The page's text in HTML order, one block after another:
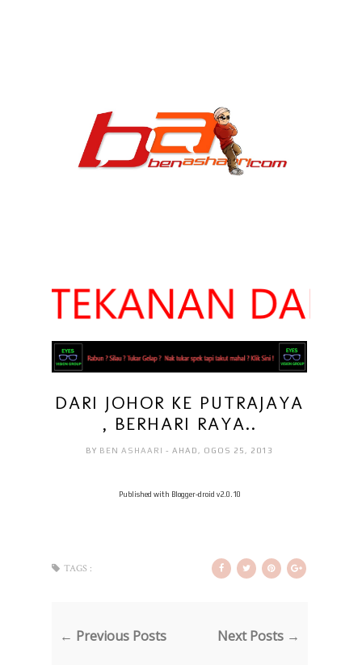
DARI JOHOR KE PUTRAJAYA
, BERHARI RAYA..
BY BEN ASHAARI- AHAD, OGOS 25, 2013
Published with Blogger-droid v2.0.10
TAGS :
← Previous Posts Next Posts →